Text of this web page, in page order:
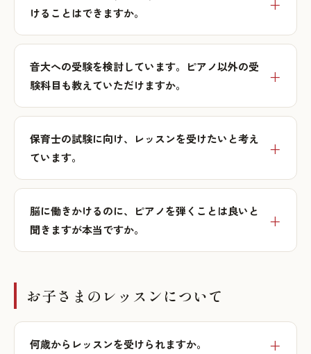
けることはできますか。
音大への受験を検討しています。ピアノ以外の受
験科目も教えていただけますか。
保育士の試験に向け、レッスンを受けたいと考え
ています。
脳に働きかけるのに、ピアノを弾くことは良いと
聞きますが本当ですか。
お子さまのレッスンについて
何歳からレッスンを受けられますか。